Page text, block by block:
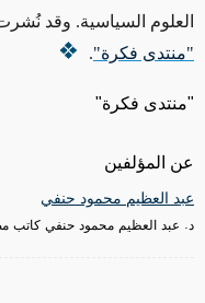
عن المؤلفين
عبد العظيم محمود حنفي
د. عبد العظيم محمود حنفي كاتب
العلوم السياسية. وقد
"منتدى فكرة".
"منتدى فكرة"